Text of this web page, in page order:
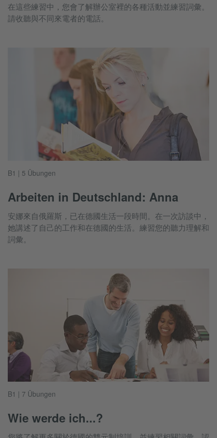
在這些練習中，您會了解辦公室裡的各種活動並練習詞彙。
請收聽與不同來電者的電話。
B1 | 5 Übungen
Arbeiten in Deutschland: Anna
安娜來自俄羅斯，已在德國生活一段時間。在一次訪談中，
她講述了自己的工作和在德國的生活。練習您的聽力理解和
詞彙。
B1 | 7 Übungen
Wie werde ich...?